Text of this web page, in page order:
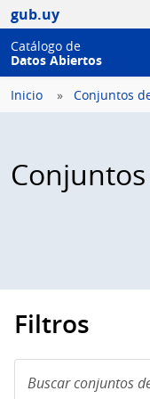
gub.uy
Catálogo de
Datos Abiertos
Inicio Conjuntos
Filtros
conjuntos